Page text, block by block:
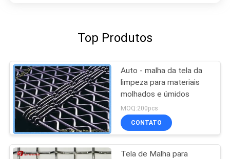
Top Produtos
Auto - malha da tela da
limpeza para materiais
molhados e úmidos
MOQ:200pcs
CONTATO
Tela de Malha para